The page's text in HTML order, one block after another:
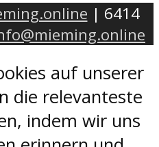
| 6414
auf unserer
die relevanteste
indem wir uns